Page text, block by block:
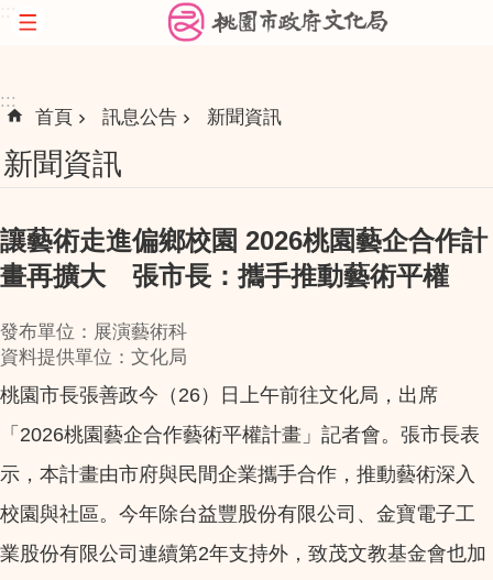
跳到主要內容區塊
:::
首頁 訊息公告 新聞資訊
新聞資訊
讓藝術走進偏鄉校園 2026桃園藝企合作計
畫再擴大 張市長：攜手推動藝術平權
發布單位：展演藝術科
資料提供單位：文化局
桃園市長張善政今（26）日上午前往文化局，出席
「2026桃園藝企合作藝術平權計畫」記者會。張市長表
示，本計畫由市府與民間企業攜手合作，推動藝術深入
校園與社區。今年除台益豐股份有限公司、金寶電子工
業股份有限公司連續第2年支持外，致茂文教基金會也加